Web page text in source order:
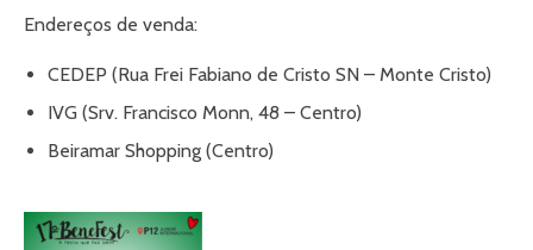
Endereços de venda:
CEDEP (Rua Frei Fabiano de Cristo SN – Monte Cristo)
IVG (Srv. Francisco Monn, 48 – Centro)
Beiramar Shopping (Centro)